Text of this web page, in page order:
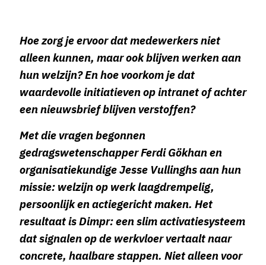
Hoe zorg je ervoor dat medewerkers niet
alleen kunnen, maar ook blijven werken aan
hun welzijn? En hoe voorkom je dat
waardevolle initiatieven op intranet of achter
een nieuwsbrief blijven verstoffen?
Met die vragen begonnen
gedragswetenschapper Ferdi Gökhan en
organisatiekundige Jesse Vullinghs aan hun
missie: welzijn op werk laagdrempelig,
persoonlijk en actiegericht maken. Het
resultaat is Dimpr: een slim activatiesysteem
dat signalen op de werkvloer vertaalt naar
concrete, haalbare stappen. Niet alleen voor